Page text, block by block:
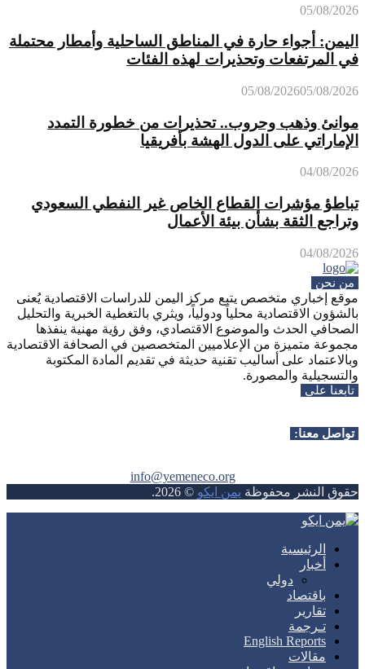
05/08/2026
اليمن: أجواء حارة في المناطق الساحلية وأمطار محتملة
في المرتفعات وتحذيرات لهذه الفئات
05/08/202605/08/2026
موانئ وذهب وحروب.. تحذيرات من خطورة التمدد
الإماراتي على الدول الهشة بأفريقيا
04/08/2026
تباطؤ مؤشرات القطاع الخاص غير النفطي السعودي
وتراجع الثقة بشأن بيئة الأعمال
04/08/2026
من نحن
موقع إخباري متخصص يتبع مركز اليمن للدراسات الاقتصادية يُعنى
بالشؤون الاقتصادية محلياً ودولياً، ويثري بالتغطية الخبرية والتحليل
الصحافي الحدث والموضوع الاقتصادي، وفق رؤية مهنية ينفذها
مجموعة متميزة من الإعلاميين المتخصصين في الصحافة الاقتصادية
وبالاعتماد على أساليب تقنية حديثة في تقديم المادة المكتوبة
والتسجيلية والمصورة.
تابعنا على
تواصل معنا:
info@yemeneco.org
حقوق النشر محفوظة يمن ايكو©
2026
.
الرئيسية
أخبار
دولي
باقتصاد
تقارير
تـرجمة
English Reports
مقالات